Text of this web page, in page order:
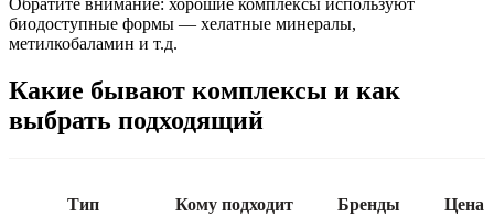
Обратите внимание: хорошие комплексы используют
биодоступные формы — хелатные минералы,
метилкобаламин и т.д.
Какие бывают комплексы и как
выбрать подходящий
Тип Кому подходит Бренды Цена